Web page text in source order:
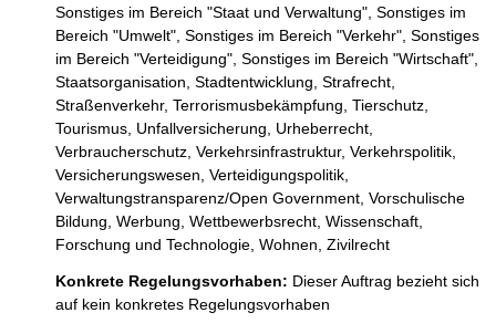
Sonstiges im Bereich "Staat und Verwaltung", Sonstiges im
Bereich "Umwelt", Sonstiges im Bereich "Verkehr", Sonstiges
im Bereich "Verteidigung", Sonstiges im Bereich "Wirtschaft",
Staatsorganisation, Stadtentwicklung, Strafrecht,
Straßenverkehr, Terrorismusbekämpfung, Tierschutz,
Tourismus, Unfallversicherung, Urheberrecht,
Verbraucherschutz, Verkehrsinfrastruktur, Verkehrspolitik,
Versicherungswesen, Verteidigungspolitik,
Verwaltungstransparenz/Open Government, Vorschulische
Bildung, Werbung, Wettbewerbsrecht, Wissenschaft,
Forschung und Technologie, Wohnen, Zivilrecht
Konkrete Regelungsvorhaben: Dieser Auftrag bezieht sich
auf kein konkretes Regelungsvorhaben